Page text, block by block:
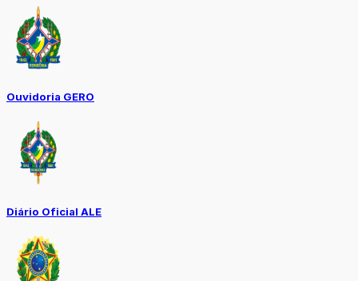
Ouvidoria GERO
Diário Oficial ALE